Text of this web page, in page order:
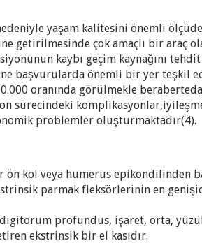
yaşam kalitesini önemli ölçüde
getirilmesinde çok amaçlı bir araç
kaybı geçim kaynağını
başvurularda önemli bir yer teşkil
oranında görülmekle
sürecindeki
problemler oluşturmaktadır(4).
ön kol veya humerus epikondilinden
parmak fleksörlerinin en
profundus, işaret, orta,
ekstrinsik bir el kasıdır.